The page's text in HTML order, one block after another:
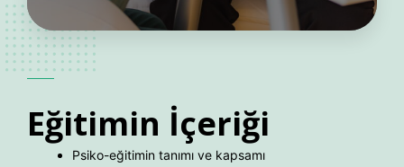
Eğitimin İçeriği
Psiko-eğitimin tanımı ve kapsamı